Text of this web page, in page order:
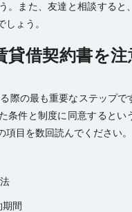
。また、友達と相談すると
ょう。
貸借契約書を
際の最も重要なステップで
条件と制度に同意するとい
目を数回読んでください。
間